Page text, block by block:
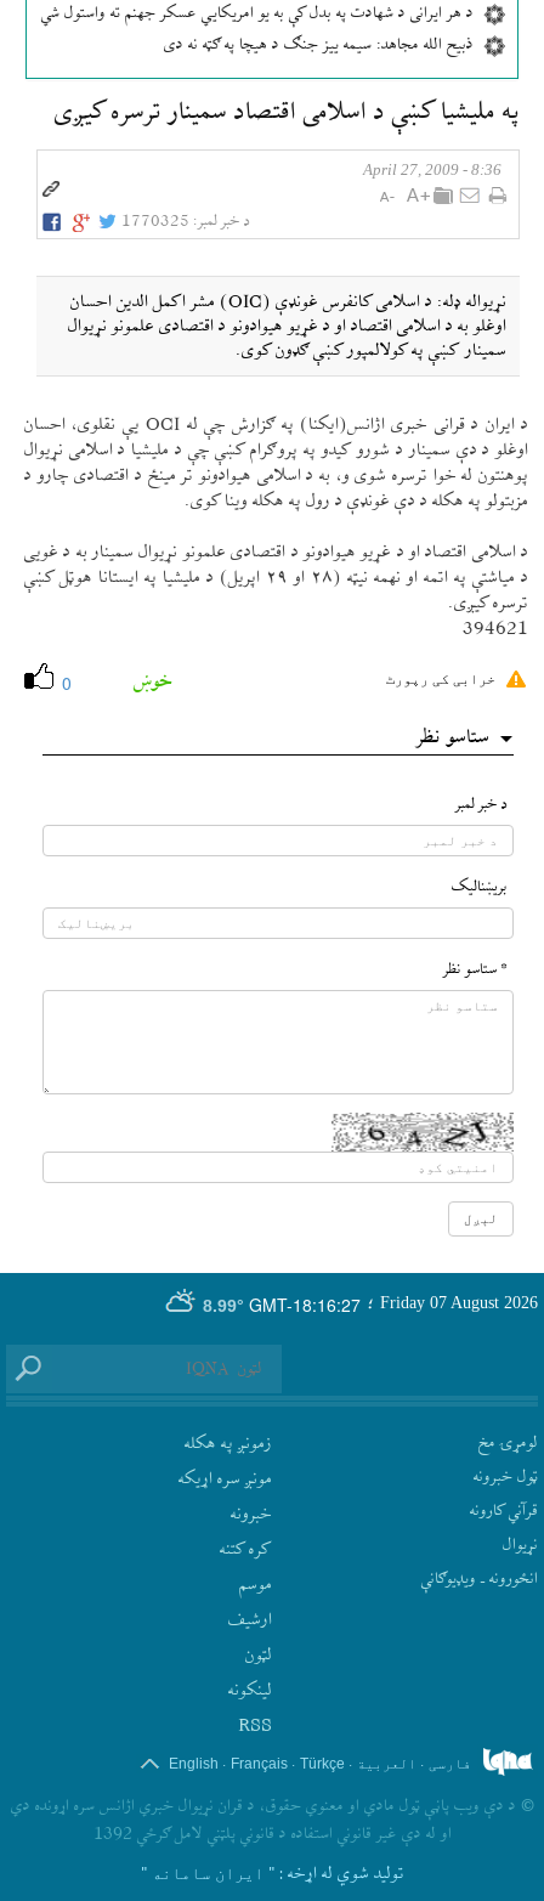
د هر ایرانی د شهادت په بدل کې به یو امریکایي عسکر جهنم ته واستول شي
ذبیح الله مجاهد: سیمه ییز جنګ د هیچا په ګټه نه دی
په مليشيا كښې د اسلامی اقتصاد سمينار ترسره كیږی
8:36 - April 27, 2009
د خبر لمبر: 1770325
نړيواله ډله: د اسلامی كانفرس غونډې (OIC) مشر اكمل الدين احسان
اوغلو به د اسلامی اقتصاد او د غړيو هيوادونو د اقتصادی علمونو نړيوال
سمينار كښې په كولالمپور كښې ګډون كوی.
د ايران د قرانی خبری اژانس(ايكنا) په ګزارش چې له OCI یې نقلوی، احسان
اوغلو د دې سمينار د شورو كيدو په پروګرام كښې چې د مليشيا د اسلامی نړيوال
پوهنتون له خوا ترسره شوی و، به د اسلامی هيوادونو تر مينځ د اقتصادی چارو د
مزبتولو په هكله د دې غونډې د رول په هكله وينا كوی.
د اسلامی اقتصاد او د غړيو هيوادونو د اقتصادی علمونو نړيوال سمينار به د غويی
د مياشتې په اتمه او نهمه نیټه (٢٨ او ٢٩ اپريل) د مليشيا په ايستانا هوټل كښې
ترسره كیږی.
394621
0 خوښ خرابی کی رپورٹ
ستاسو نظر
د خبر لمبر
بريښناليک
* ستاسو نظر
GMT-18:16:27
8.99° Friday 07 August 2026 ؛
لومړۍ مخ
ټول خبرونه
قرآني کارونه
نړيوال
انځورونه ـ ویډیوګانې
زمونږ په هکله
مونږ سره اړيکه
‫خبرونه
کره کتنه
موسم
ارشيف
لټون
لينکونه
RSS
فارسی . العربیة .
Türkçe
.
Français
.
English
© د دې ويب پاڼې ټول مادي او معنوي حقوق، د قران نړيوال خبري اژانس سره اړونده دي
او له دې غير قانوني استفاده د قانوني پلټني لامل ګرځي 1392
تولید شوي له اړخه : " ایران سامانه "